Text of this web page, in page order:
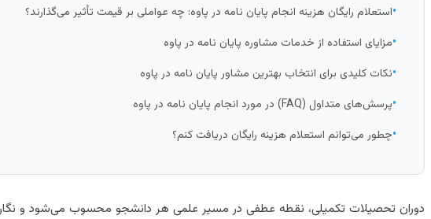
•استعلام رایگان هزینه انجام پایان نامه در پاوه: چه عواملی بر قیمت تأثیر می‌گذارند؟
•مزایای استفاده از خدمات مشاوره پایان نامه در پاوه
•نکات کلیدی برای انتخاب بهترین مشاور پایان نامه در پاوه
•پرسش‌های متداول (FAQ) در مورد انجام پایان نامه در پاوه
•چطور می‌توانم استعلام هزینه رایگان دریافت کنم؟
دوران تحصیلات تکمیلی، نقطه عطفی در مسیر علمی هر دانشجو محسوب می‌شود و نگارش